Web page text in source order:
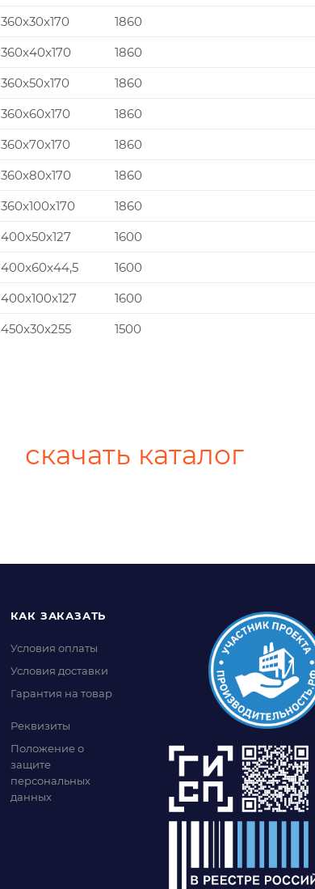
360x30x170
1860
360x40x170
1860
360x50x170
1860
360x60x170
1860
360x70x170
1860
360x80x170
1860
360x100x170
1860
400x50x127
1600
400x60x44,5
1600
400x100x127
1600
450x30x255 1500
скачать каталог
КАК ЗАКАЗАТЬ
Условия оплаты
Условия доставки
Гарантия на товар
Реквизиты
Положение о
защите
персональных
данных